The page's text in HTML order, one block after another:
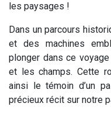
les paysages !
Dans un parcours
et des machines
plonger dans ce
et les champs. Cette
ainsi le témoin d’un
précieux récit sur notre